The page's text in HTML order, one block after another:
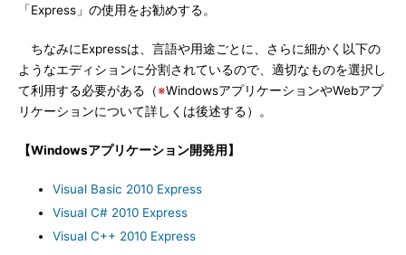
「Express」の使用をお勧めする。
ちなみにExpressは、言語や用途ごとに、さらに細かく以下の
ようなエディションに分割されているので、適切なものを選択し
て利用する必要がある（※WindowsアプリケーションやWebアプ
リケーションについて詳しくは後述する）。
【Windowsアプリケーション開発用】
Visual Basic 2010 Express
Visual C# 2010 Express
Visual C++ 2010 Express